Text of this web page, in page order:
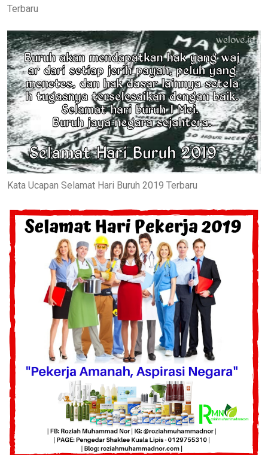
Terbaru
Kata Ucapan Selamat Hari Buruh 2019 Terbaru